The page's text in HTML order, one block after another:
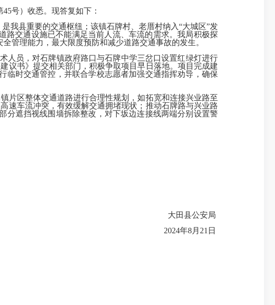
号）收悉。现答复如下：
我县重要的交通枢纽；该镇石牌村、老厝村纳入“大城区”发
路交通设施已不能满足当前人流、车流的需求。我局积极探
管理能力，最大限度预防和减少道路交通事故的发生。
人员，对石牌镇政府路口与石牌中学三岔口设置红绿灯进行
议书》提交相关部门，积极争取项目早日落地。项目完成建
临时交通管控，并联合学校志愿者加强交通指挥劝导，确保
片区整体交通道路进行合理性规划，如拓宽和连接兴业路至
速车流冲突，有效缓解交通拥堵现状；推动石牌路与兴业路
分遮挡视线围墙拆除整改，对下坂边连接线两端分别设置警
大田县公安局
2024年8月21日